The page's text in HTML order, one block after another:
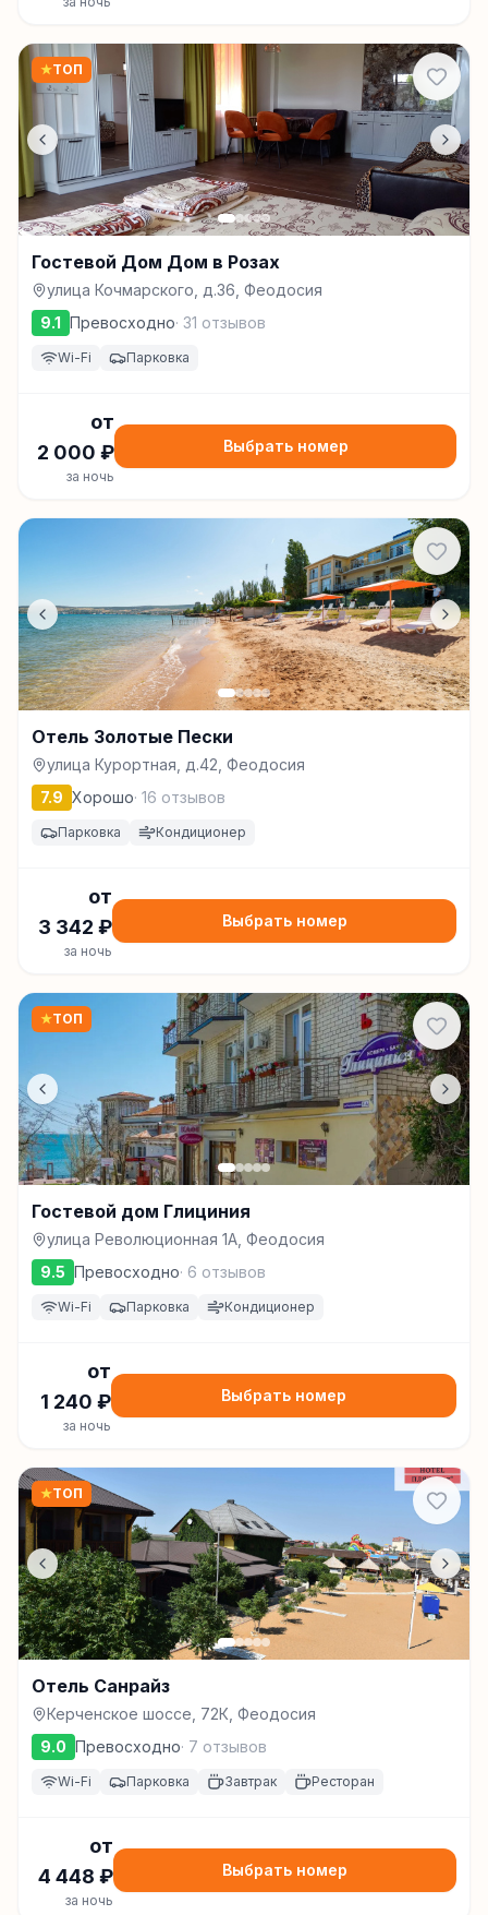
★ТОП
Гостевой Дом Дом в Розах
улица Кочмарского, д.36, Феодосия
9.1 Превосходно· 31 отзывов
Wi-Fi Парковка
от
2 000 ₽
за ночь
Выбрать номер
Отель Золотые Пески
улица Курортная, д.42, Феодосия
7.9 Хорошо· 16 отзывов
Парковка Кондиционер
от
3 342 ₽
за ночь
Выбрать номер
★ТОП
Гостевой дом Глициния
улица Революционная 1А, Феодосия
9.5 Превосходно· 6 отзывов
Wi-Fi Парковка Кондиционер
от
1 240 ₽
за ночь
Выбрать номер
★ТОП
Отель Санрайз
Керченское шоссе, 72К, Феодосия
9.0 Превосходно· 7 отзывов
Wi-Fi Парковка Завтрак Ресторан
от
4 448 ₽
за ночь
Выбрать номер